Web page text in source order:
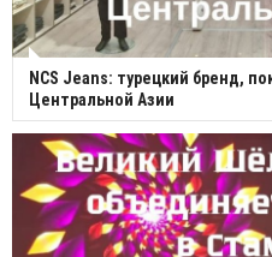
NCS Jeans: турецкий бренд,
Центральной Азии